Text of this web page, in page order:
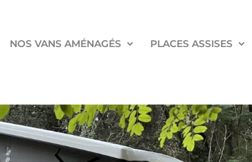
NOS VANS AMÉNAGÉS PLACES ASSISES